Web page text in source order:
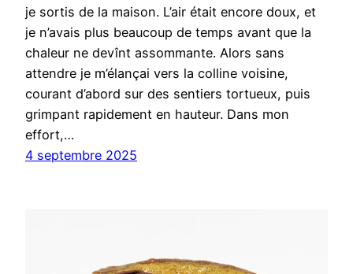
je sortis de la maison. L’air était encore doux, et
je n’avais plus beaucoup de temps avant que la
chaleur ne devînt assommante. Alors sans
attendre je m’élançai vers la colline voisine,
courant d’abord sur des sentiers tortueux, puis
grimpant rapidement en hauteur. Dans mon
effort,…
4 septembre 2025